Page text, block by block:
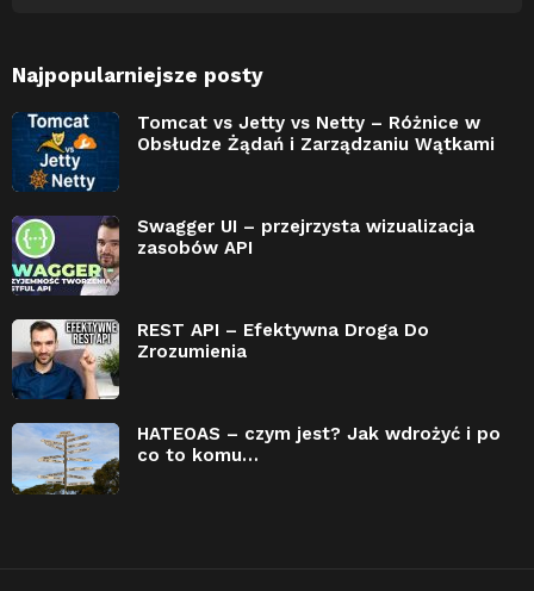
Najpopularniejsze posty
Tomcat vs Jetty vs Netty – Różnice w
Obsłudze Żądań i Zarządzaniu Wątkami
Swagger UI – przejrzysta wizualizacja
zasobów API
REST API – Efektywna Droga Do
Zrozumienia
HATEOAS – czym jest? Jak wdrożyć i po
co to komu…